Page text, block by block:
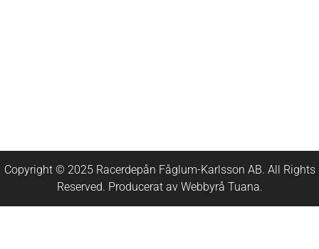
Copyright © 2025 Racerdepån Fåglum-Karlsson AB. All Rights
Reserved. Producerat av Webbyrå Tuana.​